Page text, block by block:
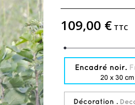
109,00 € TTC